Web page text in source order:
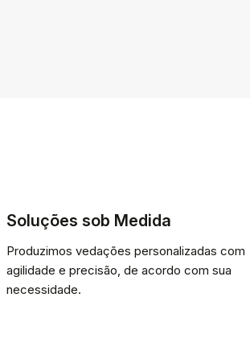
Soluções sob Medida
Produzimos vedações personalizadas com
agilidade e precisão, de acordo com sua
necessidade.